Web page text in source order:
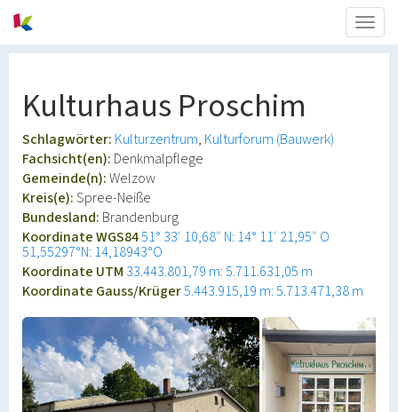
Kulturhaus Proschim
Schlagwörter: Kulturzentrum Kulturforum (Bauwerk)
Fachsicht(en): Denkmalpflege
Gemeinde(n):Welzow
Kreis(e):Spree-Neiße
Bundesland: Brandenburg
Koordinate WGS8451° 33′ 10,68″ N: 14° 11′ 21,95″ O
51,55297°N: 14,18943°O
Koordinate UTM 33.443.801,79 m: 5.711.631,05 m
Koordinate Gauss/Krüger5.443.915,19 m: 5.713.471,38 m